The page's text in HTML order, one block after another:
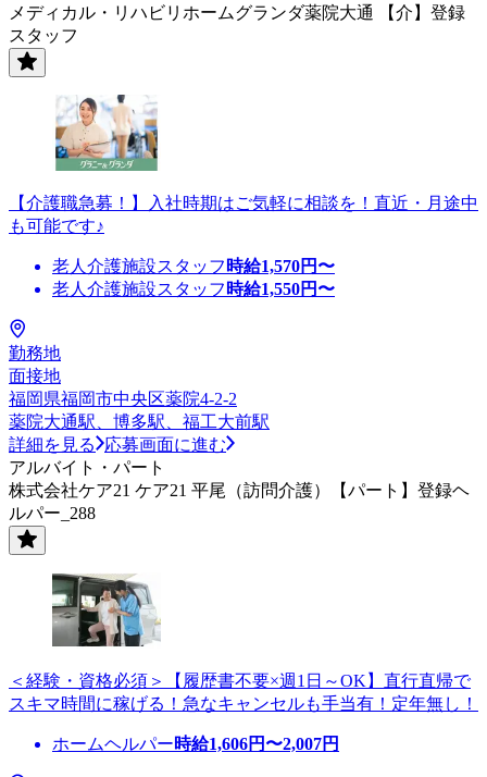
メディカル・リハビリホームグランダ薬院大通 【介】登録
スタッフ
【介護職急募！】入社時期はご気軽に相談を！直近・月途中
も可能です♪
老人介護施設スタッフ 時給1,570円〜
老人介護施設スタッフ 時給1,550円〜
勤務地
面接地
福岡県福岡市中央区薬院4-2-2
薬院大通駅、博多駅、福工大前駅
詳細を見る
応募画面に進む
アルバイト・パート
株式会社ケア21 ケア21 平尾（訪問介護）【パート】登録ヘ
ルパー_288
＜経験・資格必須＞【履歴書不要×週1日～OK】直行直帰で
スキマ時間に稼げる！急なキャンセルも手当有！定年無し！
ホームヘルパー時給1,606円〜2,007円